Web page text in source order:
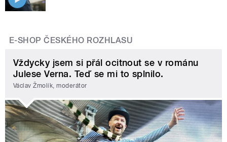
E-SHOP ČESKÉHO ROZHLASU
Vždycky jsem si přál ocitnout se v románu
Julese Verna. Teď se mi to splnilo.
Václav Žmolík, moderátor